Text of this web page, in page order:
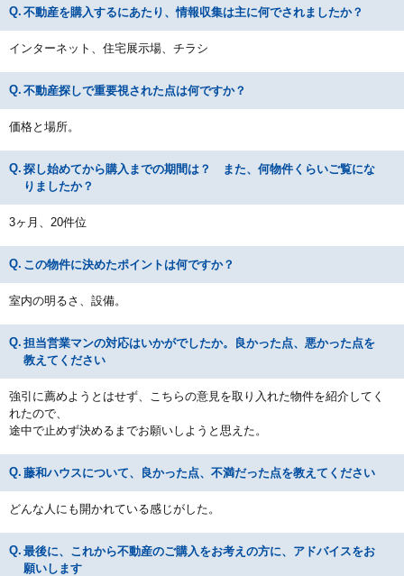
不動産を購入するにあたり、情報収集は主に何でされましたか？
インターネット、住宅展示場、チラシ
不動産探しで重要視された点は何ですか？
価格と場所。
探し始めてから購入までの期間は？ また、何物件くらいご覧にな
りましたか？
3ヶ月、20件位
この物件に決めたポイントは何ですか？
室内の明るさ、設備。
担当営業マンの対応はいかがでしたか。良かった点、悪かった点を
教えてください
強引に薦めようとはせず、こちらの意見を取り入れた物件を紹介してく
れたので、
途中で止めず決めるまでお願いしようと思えた。
藤和ハウスについて、良かった点、不満だった点を教えてください
どんな人にも開かれている感じがした。
最後に、これから不動産のご購入をお考えの方に、アドバイスをお
願いします